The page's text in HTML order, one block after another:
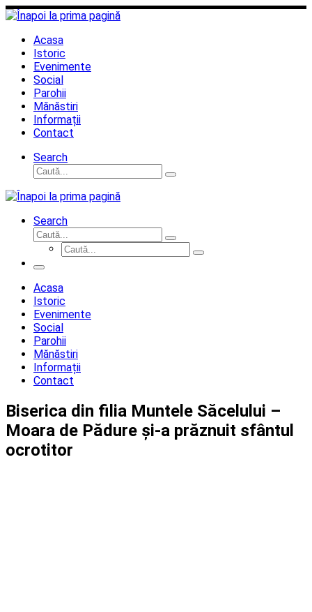
Sari
la
conținutAcasa
Istoric
Evenimente
Social
Parohii
Mănăstiri
Informații
Contact
Search
Căutare
Caută...
Search
Căutare
Caută...
Căutare
Caută...
Meniu
Acasa
Istoric
Evenimente
Social
Parohii
Mănăstiri
Informații
Contact
Biserica din filia Muntele Săcelului –
Moara de Pădure și-a prăznuit sfântul
ocrotitor